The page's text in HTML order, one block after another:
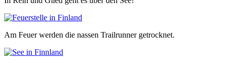
Am Feuer werden die nassen Trailrunner getrocknet.